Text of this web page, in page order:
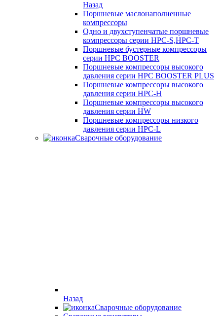
Назад
Поршневые маслонаполненные
компрессоры
Одно и двухступенчатые поршневые
компрессоры серии HPC-S,HPC-T
Поршневые бустерные компрессоры
серии HPC BOOSTER
Поршневые компрессоры высокого
давления серии HPC BOOSTER PLUS
Поршневые компрессоры высокого
давления серии HPC-H
Поршневые компрессоры высокого
давления серии HW
Поршневые компрессоры низкого
давления серии HPC-L
Сварочные оборудование
Назад
Сварочные оборудование